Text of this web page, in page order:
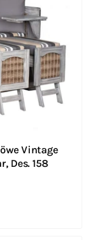
Vintage
Des. 158